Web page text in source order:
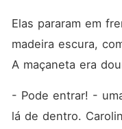
Elas pararam em
madeira escura,
A maçaneta era
- Pode entrar! -
lá de dentro.